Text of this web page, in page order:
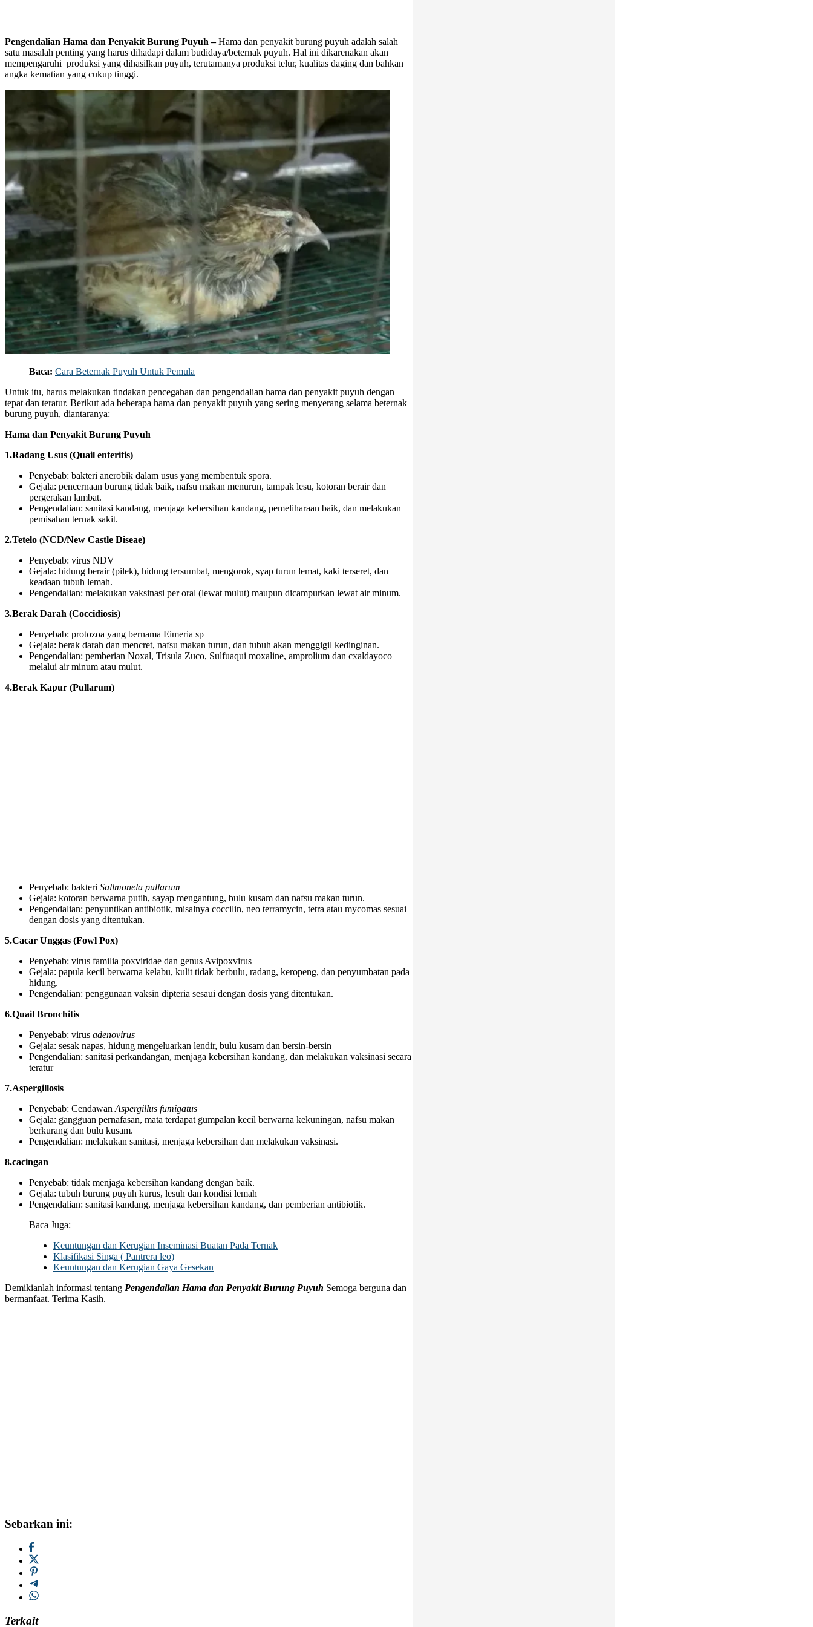
Pengendalian Hama dan Penyakit Burung Puyuh –Hama dan penyakit burung puyuh adalah salah
satu masalah penting yang harus dihadapi dalam budidaya/beternak puyuh. Hal ini dikarenakan akan
mempengaruhi produksi yang dihasilkan puyuh, terutamanya produksi telur, kualitas daging dan bahkan
angka kematian yang cukup tinggi.
Baca: Cara Beternak Puyuh Untuk Pemula
Untuk itu, harus melakukan tindakan pencegahan dan pengendalian hama dan penyakit puyuh dengan
tepat dan teratur. Berikut ada beberapa hama dan penyakit puyuh yang sering menyerang selama beternak
burung puyuh, diantaranya:
Hama dan Penyakit Burung Puyuh
1.Radang Usus (Quail enteritis)
Penyebab: bakteri anerobik dalam usus yang membentuk spora.
Gejala: pencernaan burung tidak baik, nafsu makan menurun, tampak lesu, kotoran berair dan
pergerakan lambat.
Pengendalian: sanitasi kandang, menjaga kebersihan kandang, pemeliharaan baik, dan melakukan
pemisahan ternak sakit.
2.Tetelo (NCD/New Castle Diseae)
Penyebab: virus NDV
Gejala: hidung berair (pilek), hidung tersumbat, mengorok, syap turun lemat, kaki terseret, dan
keadaan tubuh lemah.
Pengendalian: melakukan vaksinasi per oral (lewat mulut) maupun dicampurkan lewat air minum.
3.Berak Darah (Coccidiosis)
Penyebab: protozoa yang bernama Eimeria sp
Gejala: berak darah dan mencret, nafsu makan turun, dan tubuh akan menggigil kedinginan.
Pengendalian: pemberian Noxal, Trisula Zuco, Sulfuaqui moxaline, amprolium dan cxaldayoco
melalui air minum atau mulut.
4.Berak Kapur (Pullarum)
Penyebab: bakteri Sallmonela pullarum
Gejala: kotoran berwarna putih, sayap mengantung, bulu kusam dan nafsu makan turun.
Pengendalian: penyuntikan antibiotik, misalnya coccilin, neo terramycin, tetra atau mycomas sesuai
dengan dosis yang ditentukan.
5.Cacar Unggas (Fowl Pox)
Penyebab: virus familia poxviridae dan genus Avipoxvirus
Gejala: papula kecil berwarna kelabu, kulit tidak berbulu, radang, keropeng, dan penyumbatan pada
hidung.
Pengendalian: penggunaan vaksin dipteria sesaui dengan dosis yang ditentukan.
6.Quail Bronchitis
Penyebab: virus adenovirus
Gejala: sesak napas, hidung mengeluarkan lendir, bulu kusam dan bersin-bersin
Pengendalian: sanitasi perkandangan, menjaga kebersihan kandang, dan melakukan vaksinasi secara
teratur
7.Aspergillosis
Penyebab: Cendawan Aspergillus fumigatus
Gejala: gangguan pernafasan, mata terdapat gumpalan kecil berwarna kekuningan, nafsu makan
berkurang dan bulu kusam.
Pengendalian: melakukan sanitasi, menjaga kebersihan dan melakukan vaksinasi.
8.cacingan
Penyebab: tidak menjaga kebersihan kandang dengan baik.
Gejala: tubuh burung puyuh kurus, lesuh dan kondisi lemah
Pengendalian: sanitasi kandang, menjaga kebersihan kandang, dan pemberian antibiotik.
Baca Juga:
Keuntungan dan Kerugian Inseminasi Buatan Pada Ternak
Klasifikasi Singa ( Pantrera leo)
Keuntungan dan Kerugian Gaya Gesekan
Demikianlah informasi tentang Pengendalian Hama dan Penyakit Burung Puyuh Semoga berguna dan
bermanfaat. Terima Kasih.
Sebarkan ini:
Terkait